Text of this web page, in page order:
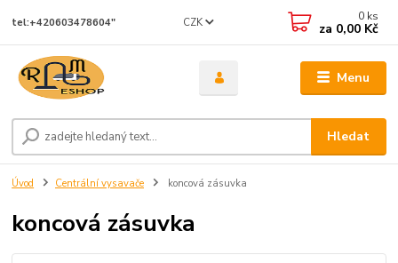
Menu
CZK
Hledat
tel:+420603478604" 0 ks
za 0,00 Kč
Úvod Centrální vysavače koncová zásuvka
koncová zásuvka